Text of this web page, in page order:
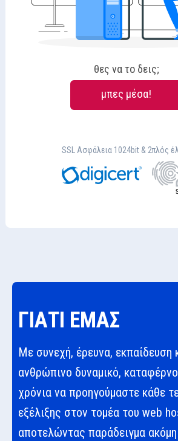
θες να το δεις;
μπες μέσα!
SSL Ασφάλεια 1024bit & 2πλός
ΓΙΑΤΙ ΕΜΑΣ
Με συνεχή, έρευνα, εκπαίδευση
ανθρώπινο δυναμικό,
χρόνια να προηγούμαστε κάθε
εξέλιξης στον τομέα του web
αποτελώντας παράδειγμα ακόμη